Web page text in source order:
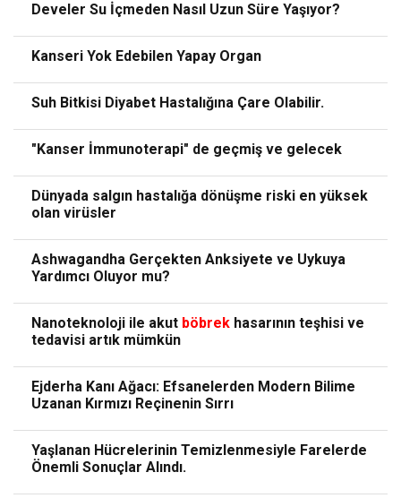
Develer Su İçmeden Nasıl Uzun Süre Yaşıyor?
Kanseri Yok Edebilen Yapay Organ
Suh Bitkisi Diyabet Hastalığına Çare Olabilir.
"Kanser İmmunoterapi" de geçmiş ve gelecek
Dünyada salgın hastalığa dönüşme riski en yüksek
olan virüsler
Ashwagandha Gerçekten Anksiyete ve Uykuya
Yardımcı Oluyor mu?
Nanoteknoloji ile akut böbrek hasarının teşhisi ve
tedavisi artık mümkün
Ejderha Kanı Ağacı: Efsanelerden Modern Bilime
Uzanan Kırmızı Reçinenin Sırrı
Yaşlanan Hücrelerinin Temizlenmesiyle Farelerde
Önemli Sonuçlar Alındı.